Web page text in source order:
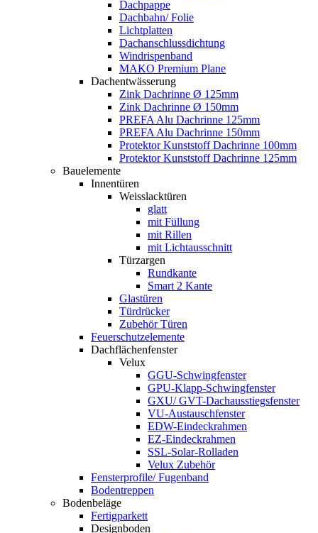
Dachpappe
Dachbahn/ Folie
Lichtplatten
Dachanschlussdichtung
Windrispenband
MAKO Premium Plane
Dachentwässerung
Zink Dachrinne Ø 125mm
Zink Dachrinne Ø 150mm
PREFA Alu Dachrinne 125mm
PREFA Alu Dachrinne 150mm
Protektor Kunststoff Dachrinne 100mm
Protektor Kunststoff Dachrinne 125mm
Bauelemente
Innentüren
Weisslacktüren
glatt
mit Füllung
mit Rillen
mit Lichtausschnitt
Türzargen
Rundkante
Smart 2 Kante
Glastüren
Türdrücker
Zubehör Türen
Feuerschutzelemente
Dachflächenfenster
Velux
GGU-Schwingfenster
GPU-Klapp-Schwingfenster
GXU/ GVT-Dachausstiegsfenster
VU-Austauschfenster
EDW-Eindeckrahmen
EZ-Eindeckrahmen
SSL-Solar-Rolladen
Velux Zubehör
Fensterprofile/ Fugenband
Bodentreppen
Bodenbeläge
Fertigparkett
Designboden